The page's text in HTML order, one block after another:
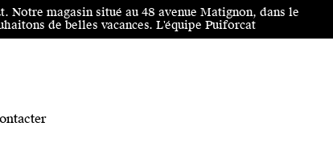
magasin situé au 48 avenue Matignon, dans le
de belles vacances. L'équipe Puiforcat